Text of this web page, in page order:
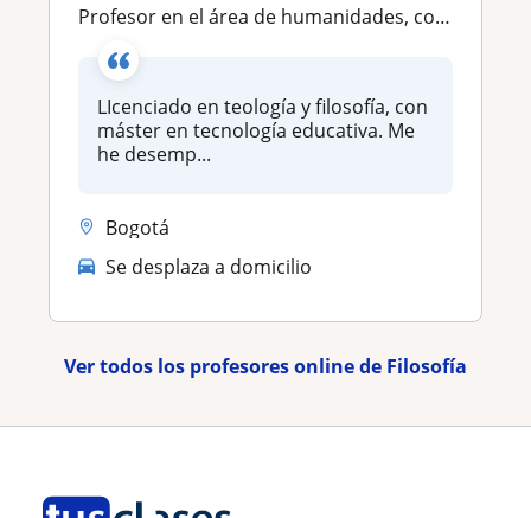
Profesor en el área de humanidades, con experiencia en formación de niños, jóvenes y adultos
LIcenciado en teología y filosofía, con
máster en tecnología educativa. Me
he desemp...
Bogotá
Se desplaza a domicilio
Ver todos los profesores online de Filosofía